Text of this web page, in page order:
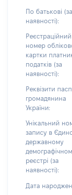
По батькові (за
наявності):
Реєстраційний
номер
картки
податків (за
наявності):
Реквізити
громадянина
України:
Унікальний
запису в
державному
реєстрі (за
наявності):
Дата